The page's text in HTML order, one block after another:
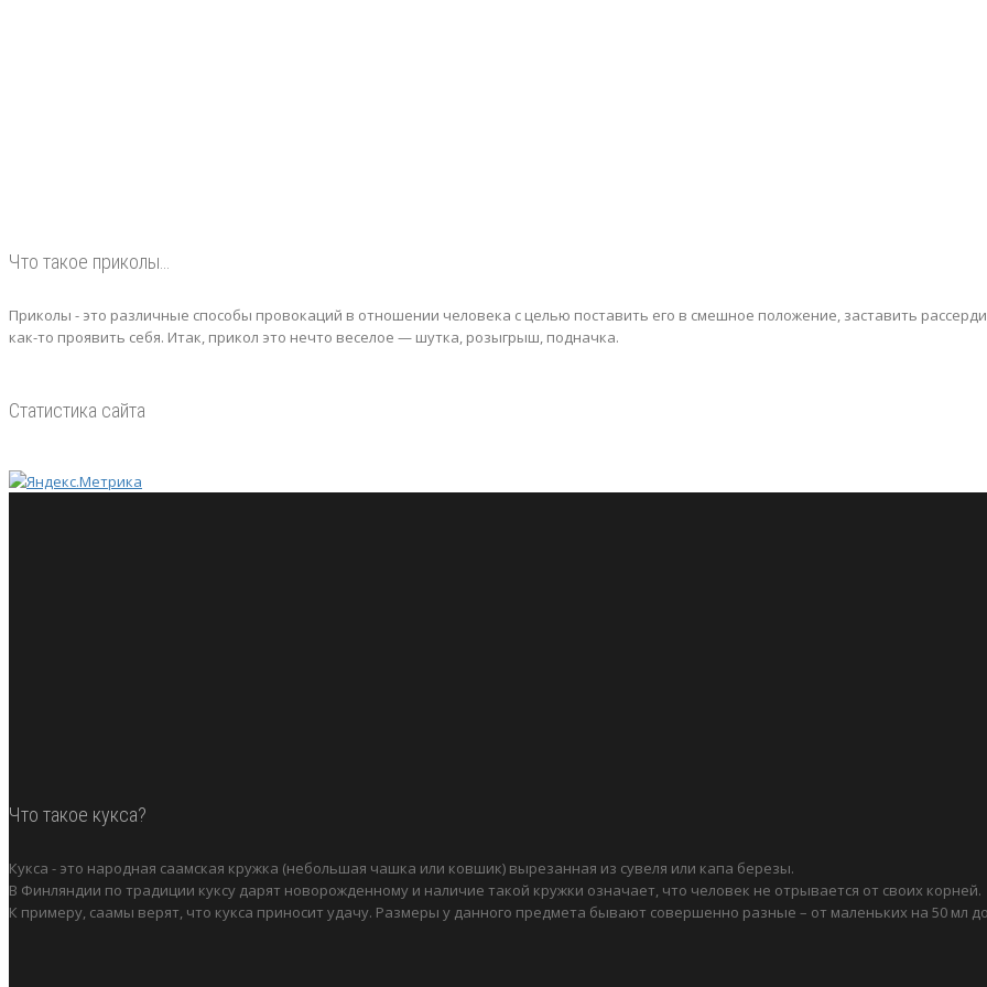
Что такое приколы…
Приколы - это различные способы провокаций в отношении человека с целью поставить его в смешное положение, заставить
как-то проявить себя. Итак, прикол это нечто веселое — шутка, розыгрыш, подначка.
Статистика сайта
Что такое кукса?
Кукса - это народная саамская кружка (небольшая чашка или ковшик) вырезанная из сувеля или капа березы.
В Финляндии по традиции куксу дарят новорожденному и наличие такой кружки означает, что человек не отрывается от своих корней.
К примеру, саамы верят, что кукса приносит удачу. Размеры у данного предмета бывают совершенно разные – от маленьких на 50 мл